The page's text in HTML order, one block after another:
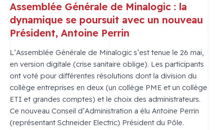
Assemblée Générale de Minalogic : la
dynamique se poursuit avec un nouveau
Président, Antoine Perrin
L’Assemblée Générale de Minalogic s’est tenue le 26 mai,
en version digitale (crise sanitaire oblige). Les participants
ont voté pour différentes résolutions dont la division du
collège entreprises en deux (un collège PME et un collège
ETI et grandes comptes) et le choix des administrateurs.
Ce nouveau Conseil d’Administration a élu Antoine Perrin
(représentant Schneider Electric) Président du Pôle.